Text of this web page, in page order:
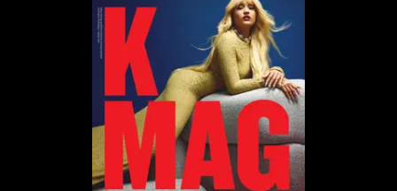
Jak przyznał, do udziału w konkursie namówiła go
żona, Jenny Gania, a inicjatywa miała zaskakująco
rodzinny charakter.
– Zaczęło się, gdy w telewizji zadebiutowała „Gra o